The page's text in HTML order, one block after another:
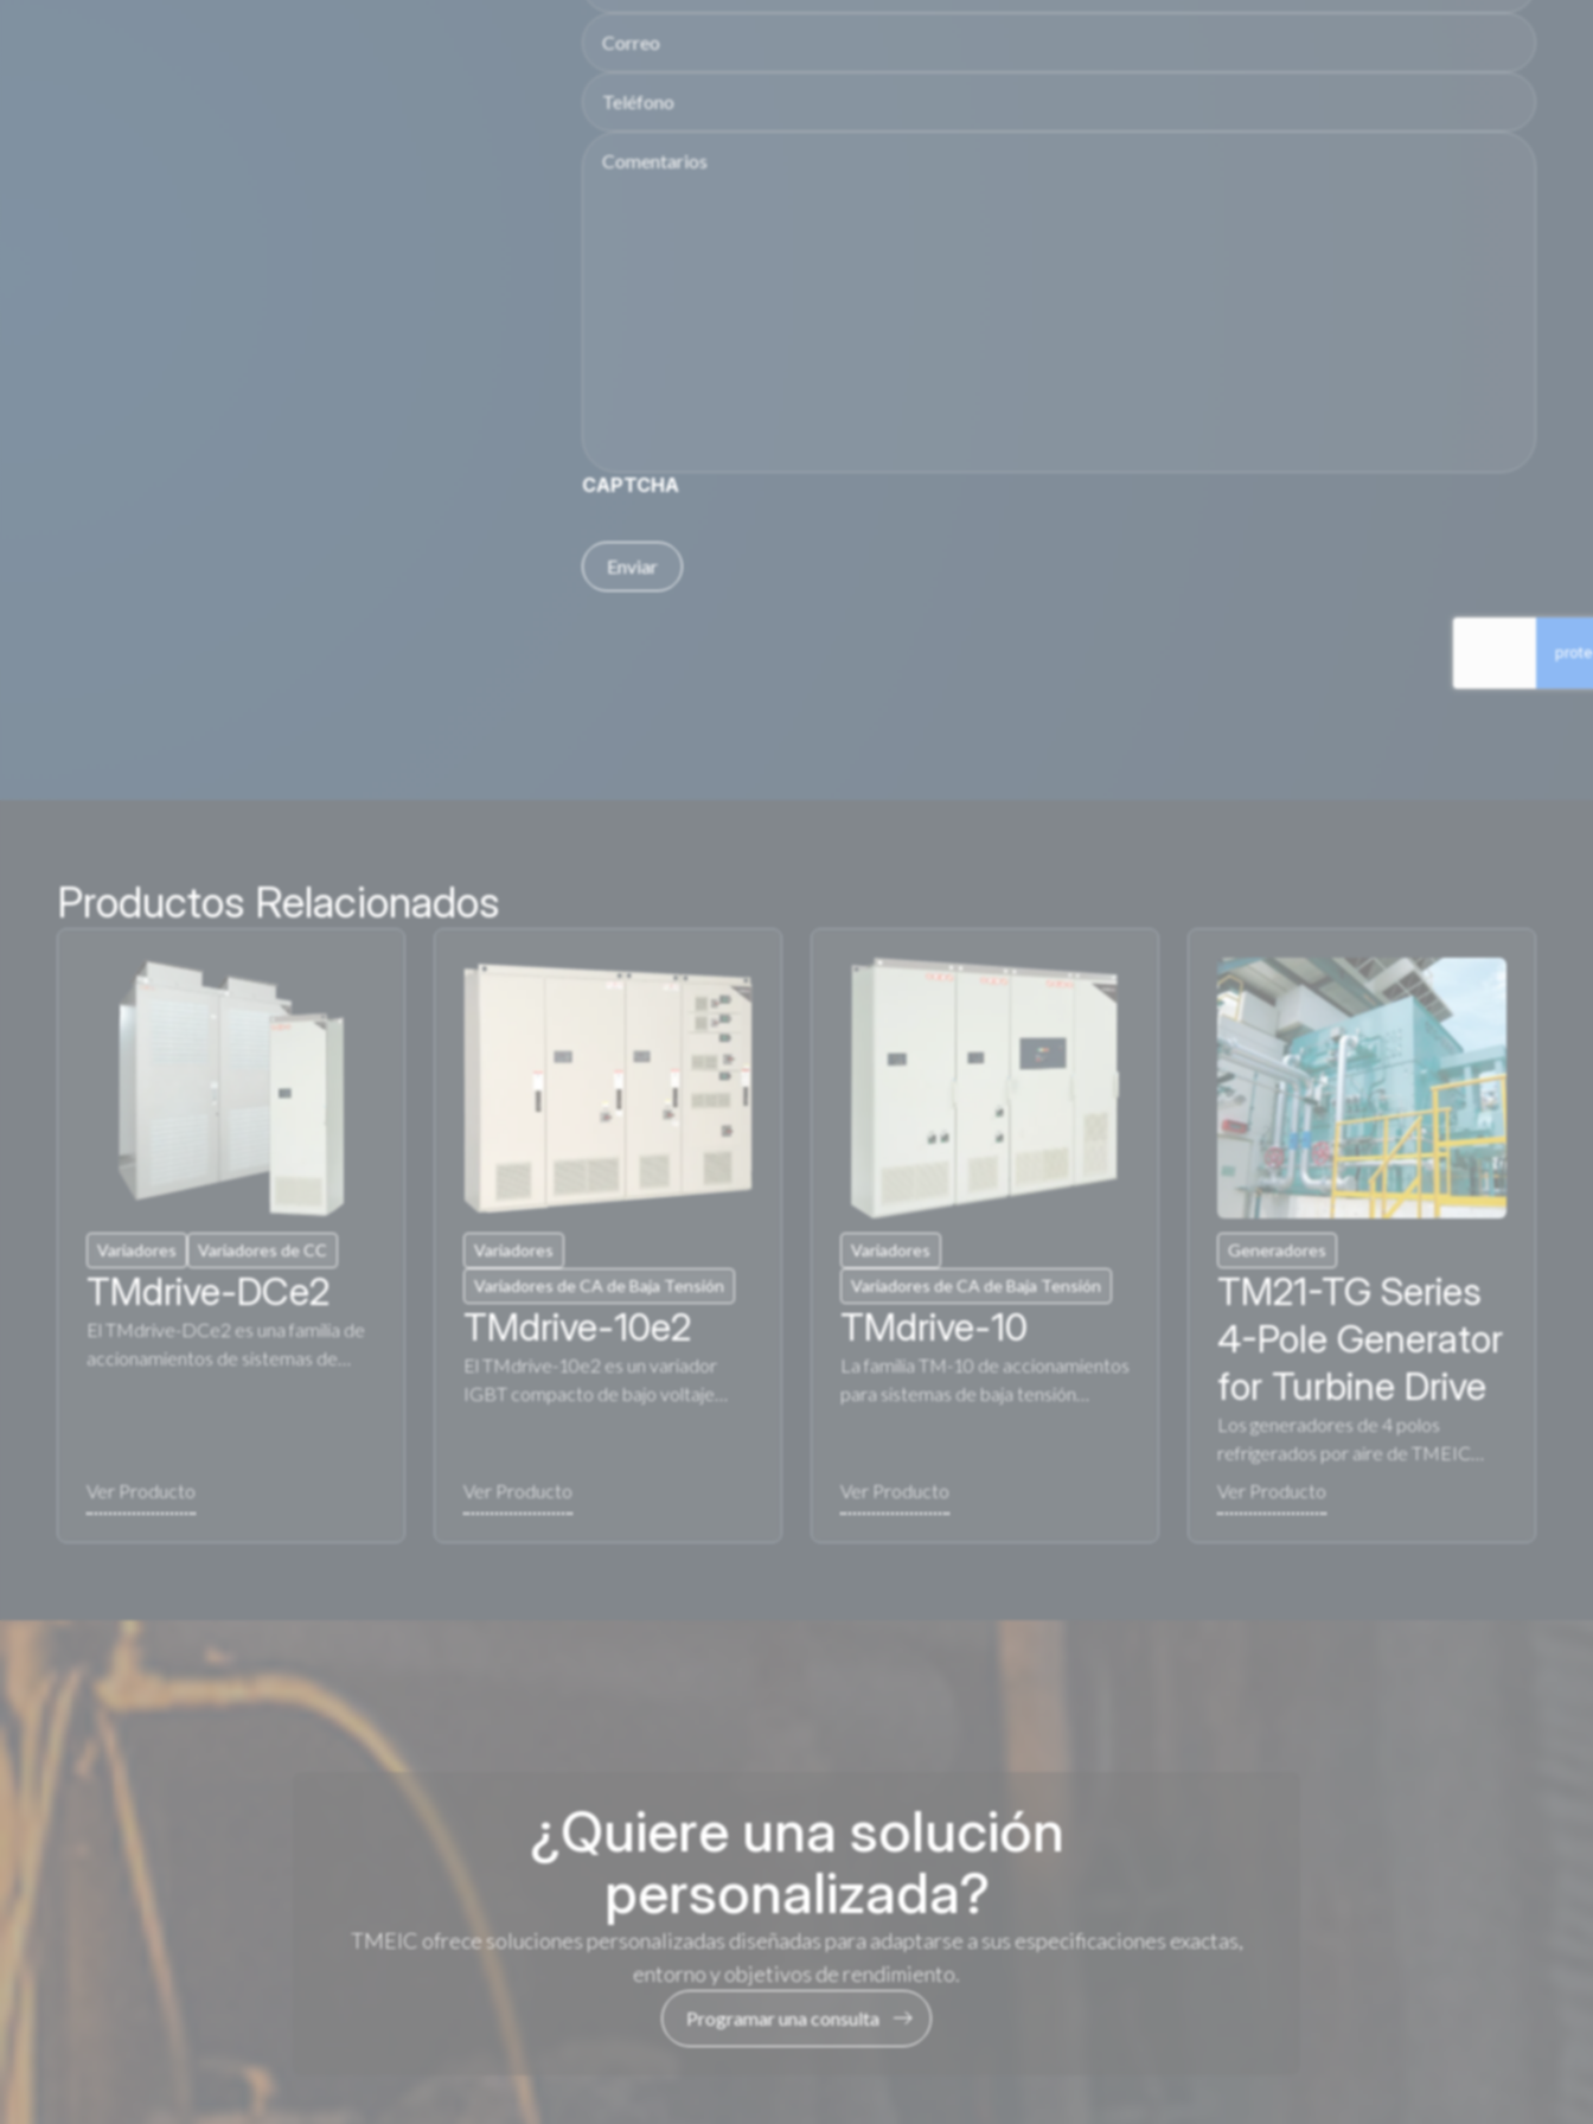
CAPTCHA
Productos Relacionados
Variadores Variadores de CC
TMdrive-DCe2
El TMdrive-DCe2 es una familia de
accionamientos de sistemas de…
Variadores
Variadores de CA de Baja Tensión
TMdrive-10e2
El TMdrive-10e2 es un variador
IGBT compacto de bajo voltaje…
Variadores
Variadores de CA de Baja Tensión
TMdrive-10
La familia TM-10 de accionamientos
para sistemas de baja tensión…
Generadores
TM21-TG Series
4-Pole Generator
for Turbine Drive
Los generadores de 4 polos
refrigerados por aire de TMEIC…
¿Quiere una solución
personalizada?
TMEIC ofrece soluciones personalizadas diseñadas para adaptarse a sus especificaciones exactas,
entorno y objetivos de rendimiento.
Programar una consulta